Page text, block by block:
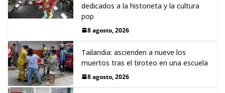
dedicados a la historieta y la cultura
pop
8 agosto, 2026
Tailandia: ascienden a nueve los
muertos tras el tiroteo en una escuela
8 agosto, 2026